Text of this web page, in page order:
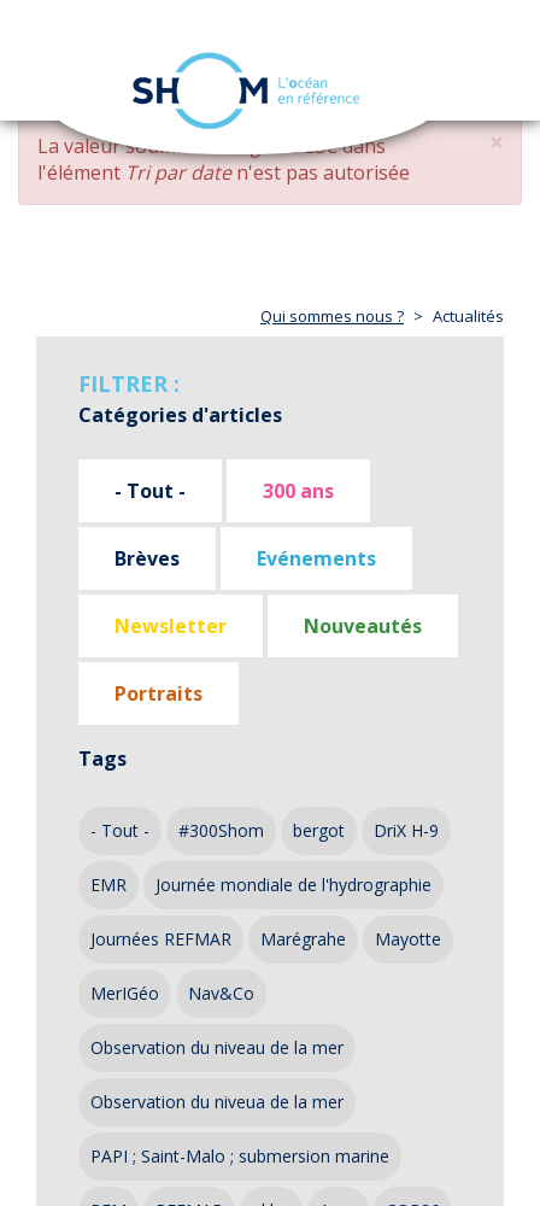
Aller
contenu
principal
navigation
×
MESSAGE
D'ERREUR
La valeur soumise changed DESCdans
l'élément Tri par daten'est pas autorisée
Qui sommes nous ? Actualités
FILTRER :
Catégories d'articles
- Tout - 300 ans
Brèves Evénements
Newsletter Nouveautés
Portraits
Tags
- Tout - #300Shom bergot DriX H-9
EMR Journée mondiale de l'hydrographie
Journées REFMAR Marégrahe Mayotte
MerIGéo Nav&Co
Observation du niveau de la mer
Observation du niveua de la mer
PAPI ; Saint-Malo ; submersion marine